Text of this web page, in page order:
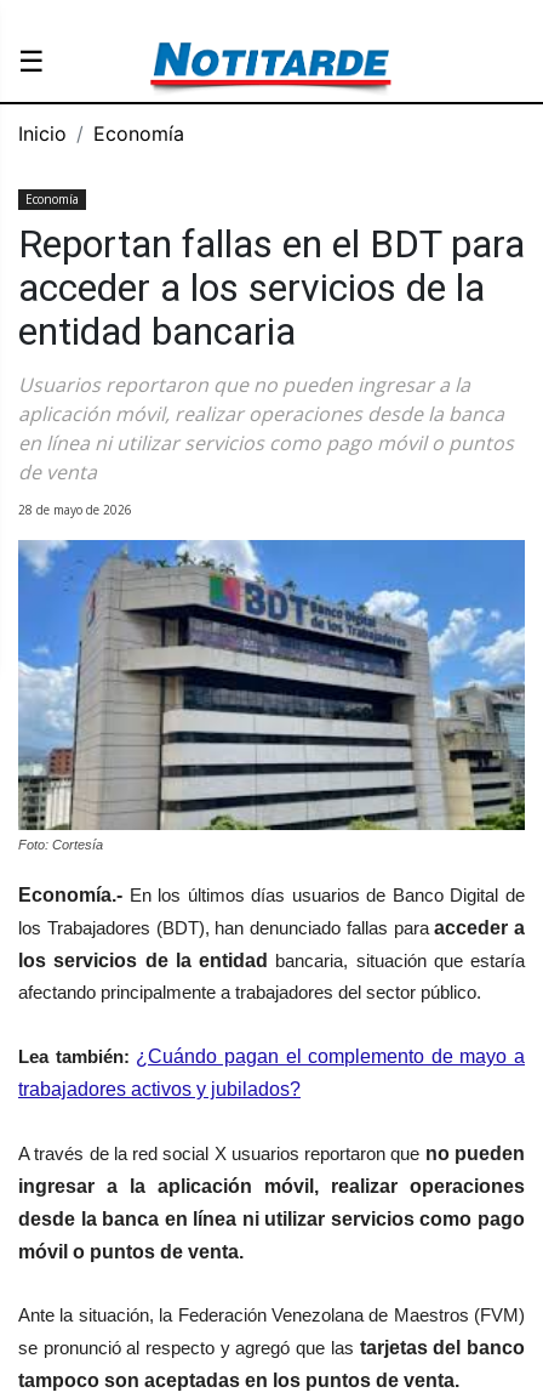
☰
Inicio Economía
Economía
Reportan fallas en el BDT para
acceder a los servicios de la
entidad bancaria
Usuarios reportaron que no pueden ingresar a la
aplicación móvil, realizar operaciones desde la banca
en línea ni utilizar servicios como pago móvil o puntos
de venta
28 de mayo de 2026
Foto: Cortesía
Economía.- En los últimos días usuarios de Banco Digital de
los Trabajadores (BDT), han denunciado fallas paraacceder a
los servicios de la entidad bancaria, situación que estaría
afectando principalmente a trabajadores del sector público.
Lea también: ¿Cuándo pagan el complemento de mayo a
trabajadores activos y jubilados?
A través de la red social X usuarios reportaron que no pueden
ingresar a la aplicación móvil, realizar operaciones
desde la banca en línea ni utilizar servicios como pago
móvil o puntos de venta.
Ante la situación, la Federación Venezolana de Maestros (FVM)
se pronunció al respecto y agregó que las tarjetas del banco
tampoco son aceptadas en los puntos de venta.